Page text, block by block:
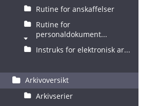
Rutine for anskaffelser
Rutine for
personaldokument...
Instruks for elektronisk ar...
Arkivoversikt
Arkivserier